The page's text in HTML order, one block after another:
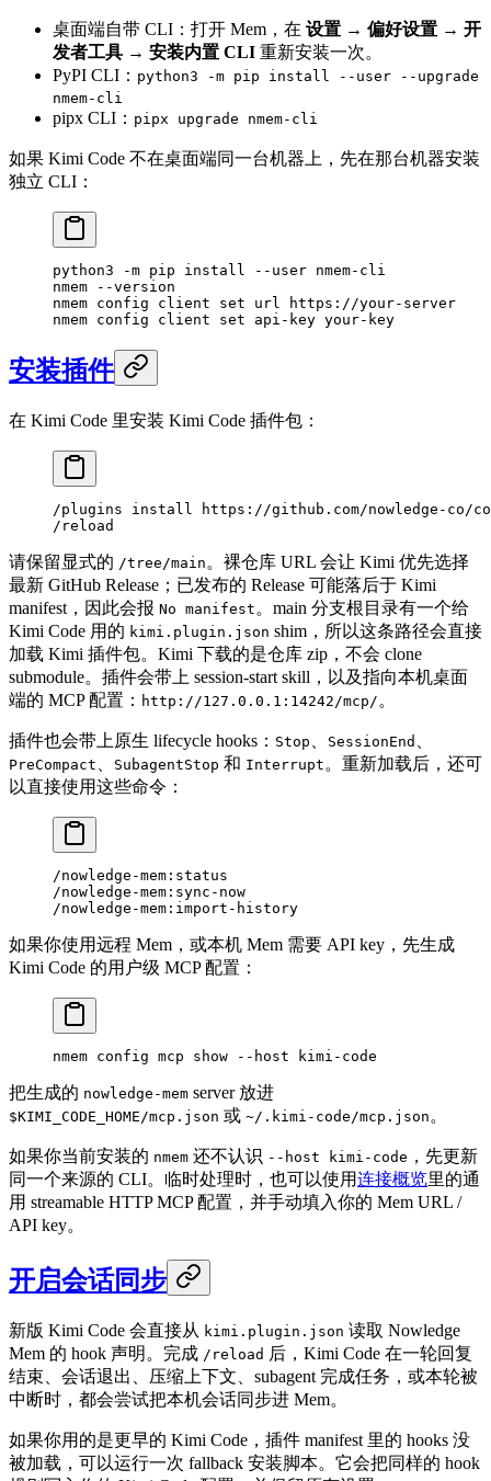
桌面端自带 CLI：打开 Mem，在 设置 → 偏好设置 → 开
发者工具 → 安装内置 CLI 重新安装一次。
PyPI CLI： python3 -m pip install --user --upgrade
nmem-cli
pipx CLI： pipx upgrade nmem-cli
如果 Kimi Code 不在桌面端同一台机器上，先在那台机器安装
独立 CLI：
python3 -m pip install --user nmem-cli
nmem --version
nmem config client set url https://your-server
nmem config client set api-key your-key
安装插件
在 Kimi Code 里安装 Kimi Code 插件包：
/plugins install https://github.com/nowledge-co/
/reload
请保留显式的 /tree/main 。裸仓库 URL 会让 Kimi 优先选择
最新 GitHub Release；已发布的 Release 可能落后于 Kimi
manifest，因此会报 No manifest 。main 分支根目录有一个给
Kimi Code 用的 kimi.plugin.json shim，所以这条路径会直接
加载 Kimi 插件包。Kimi 下载的是仓库 zip，不会 clone
submodule。插件会带上 session-start skill，以及指向本机桌面
端的 MCP 配置： http://127.0.0.1:14242/mcp/ 。
插件也会带上原生 lifecycle hooks： Stop SessionEnd
PreCompact SubagentStop 和 Interrupt 。重新加载后，还可
以直接使用这些命令：
/nowledge-mem:status
/nowledge-mem:sync-now
/nowledge-mem:import-history
如果你使用远程 Mem，或本机 Mem 需要 API key，先生成
Kimi Code 的用户级 MCP 配置：
nmem config mcp show --host kimi-code
把生成的 nowledge-mem server 放进
$KIMI_CODE_HOME/mcp.json 或 ~/.kimi-code/mcp.json 。
如果你当前安装的 nmem 还不认识 --host kimi-code ，先更新
同一个来源的 CLI。临时处理时，也可以使用连接概览里的通
用 streamable HTTP MCP 配置，并手动填入你的 Mem URL /
API key。
开启会话同步
新版 Kimi Code 会直接从 kimi.plugin.json 读取 Nowledge
Mem 的 hook 声明。完成 /reload 后，Kimi Code 在一轮回复
结束、会话退出、压缩上下文、subagent 完成任务，或本轮被
中断时，都会尝试把本机会话同步进 Mem。
如果你用的是更早的 Kimi Code，插件 manifest 里的 hooks 没
被加载，可以运行一次 fallback 安装脚本。它会把同样的 hook